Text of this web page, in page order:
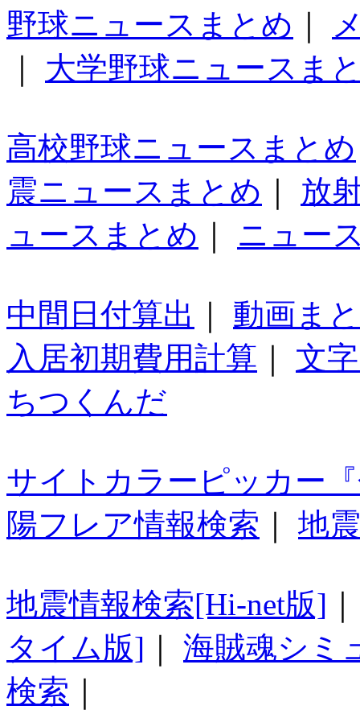
野球ニュースまとめ
大学野球ニュースま
高校野球ニュースまとめ
震ニュースまとめ
放
ュースまとめ
ニュー
中間日付算出
動画ま
入居初期費用計算
文
ちつくんだ
サイトカラーピッカー
陽フレア情報検索
地
地震情報検索[Hi-net版]
タイム版]
海賊魂シミ
検索